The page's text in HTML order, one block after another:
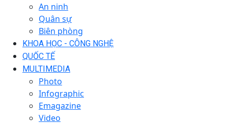
An ninh
Quân sự
Biên phòng
KHOA HỌC - CÔNG NGHỆ
QUỐC TẾ
MULTIMEDIA
Photo
Infographic
Emagazine
Video